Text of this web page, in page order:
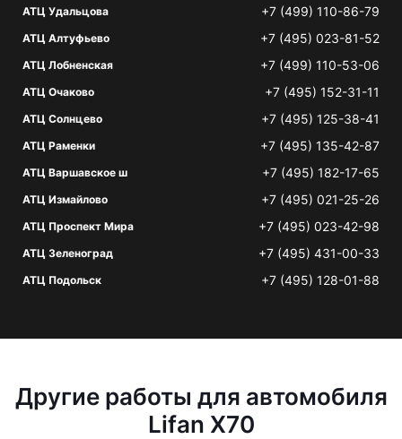
АТЦ Удальцова +7 (499) 110-86-79
АТЦ Алтуфьево +7 (495) 023-81-52
АТЦ Лобненская +7 (499) 110-53-06
АТЦ Очаково +7 (495) 152-31-11
АТЦ Солнцево +7 (495) 125-38-41
АТЦ Раменки +7 (495) 135-42-87
АТЦ Варшавское ш +7 (495) 182-17-65
АТЦ Измайлово +7 (495) 021-25-26
АТЦ Проспект Мира +7 (495) 023-42-98
АТЦ Зеленоград +7 (495) 431-00-33
АТЦ Подольск +7 (495) 128-01-88
Другие работы для автомобиля
Lifan X70